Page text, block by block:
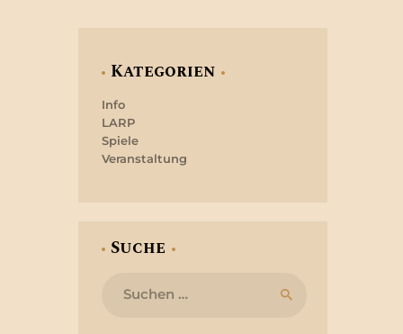
Kategorien
Info
LARP
Spiele
Veranstaltung
Suche
nach: